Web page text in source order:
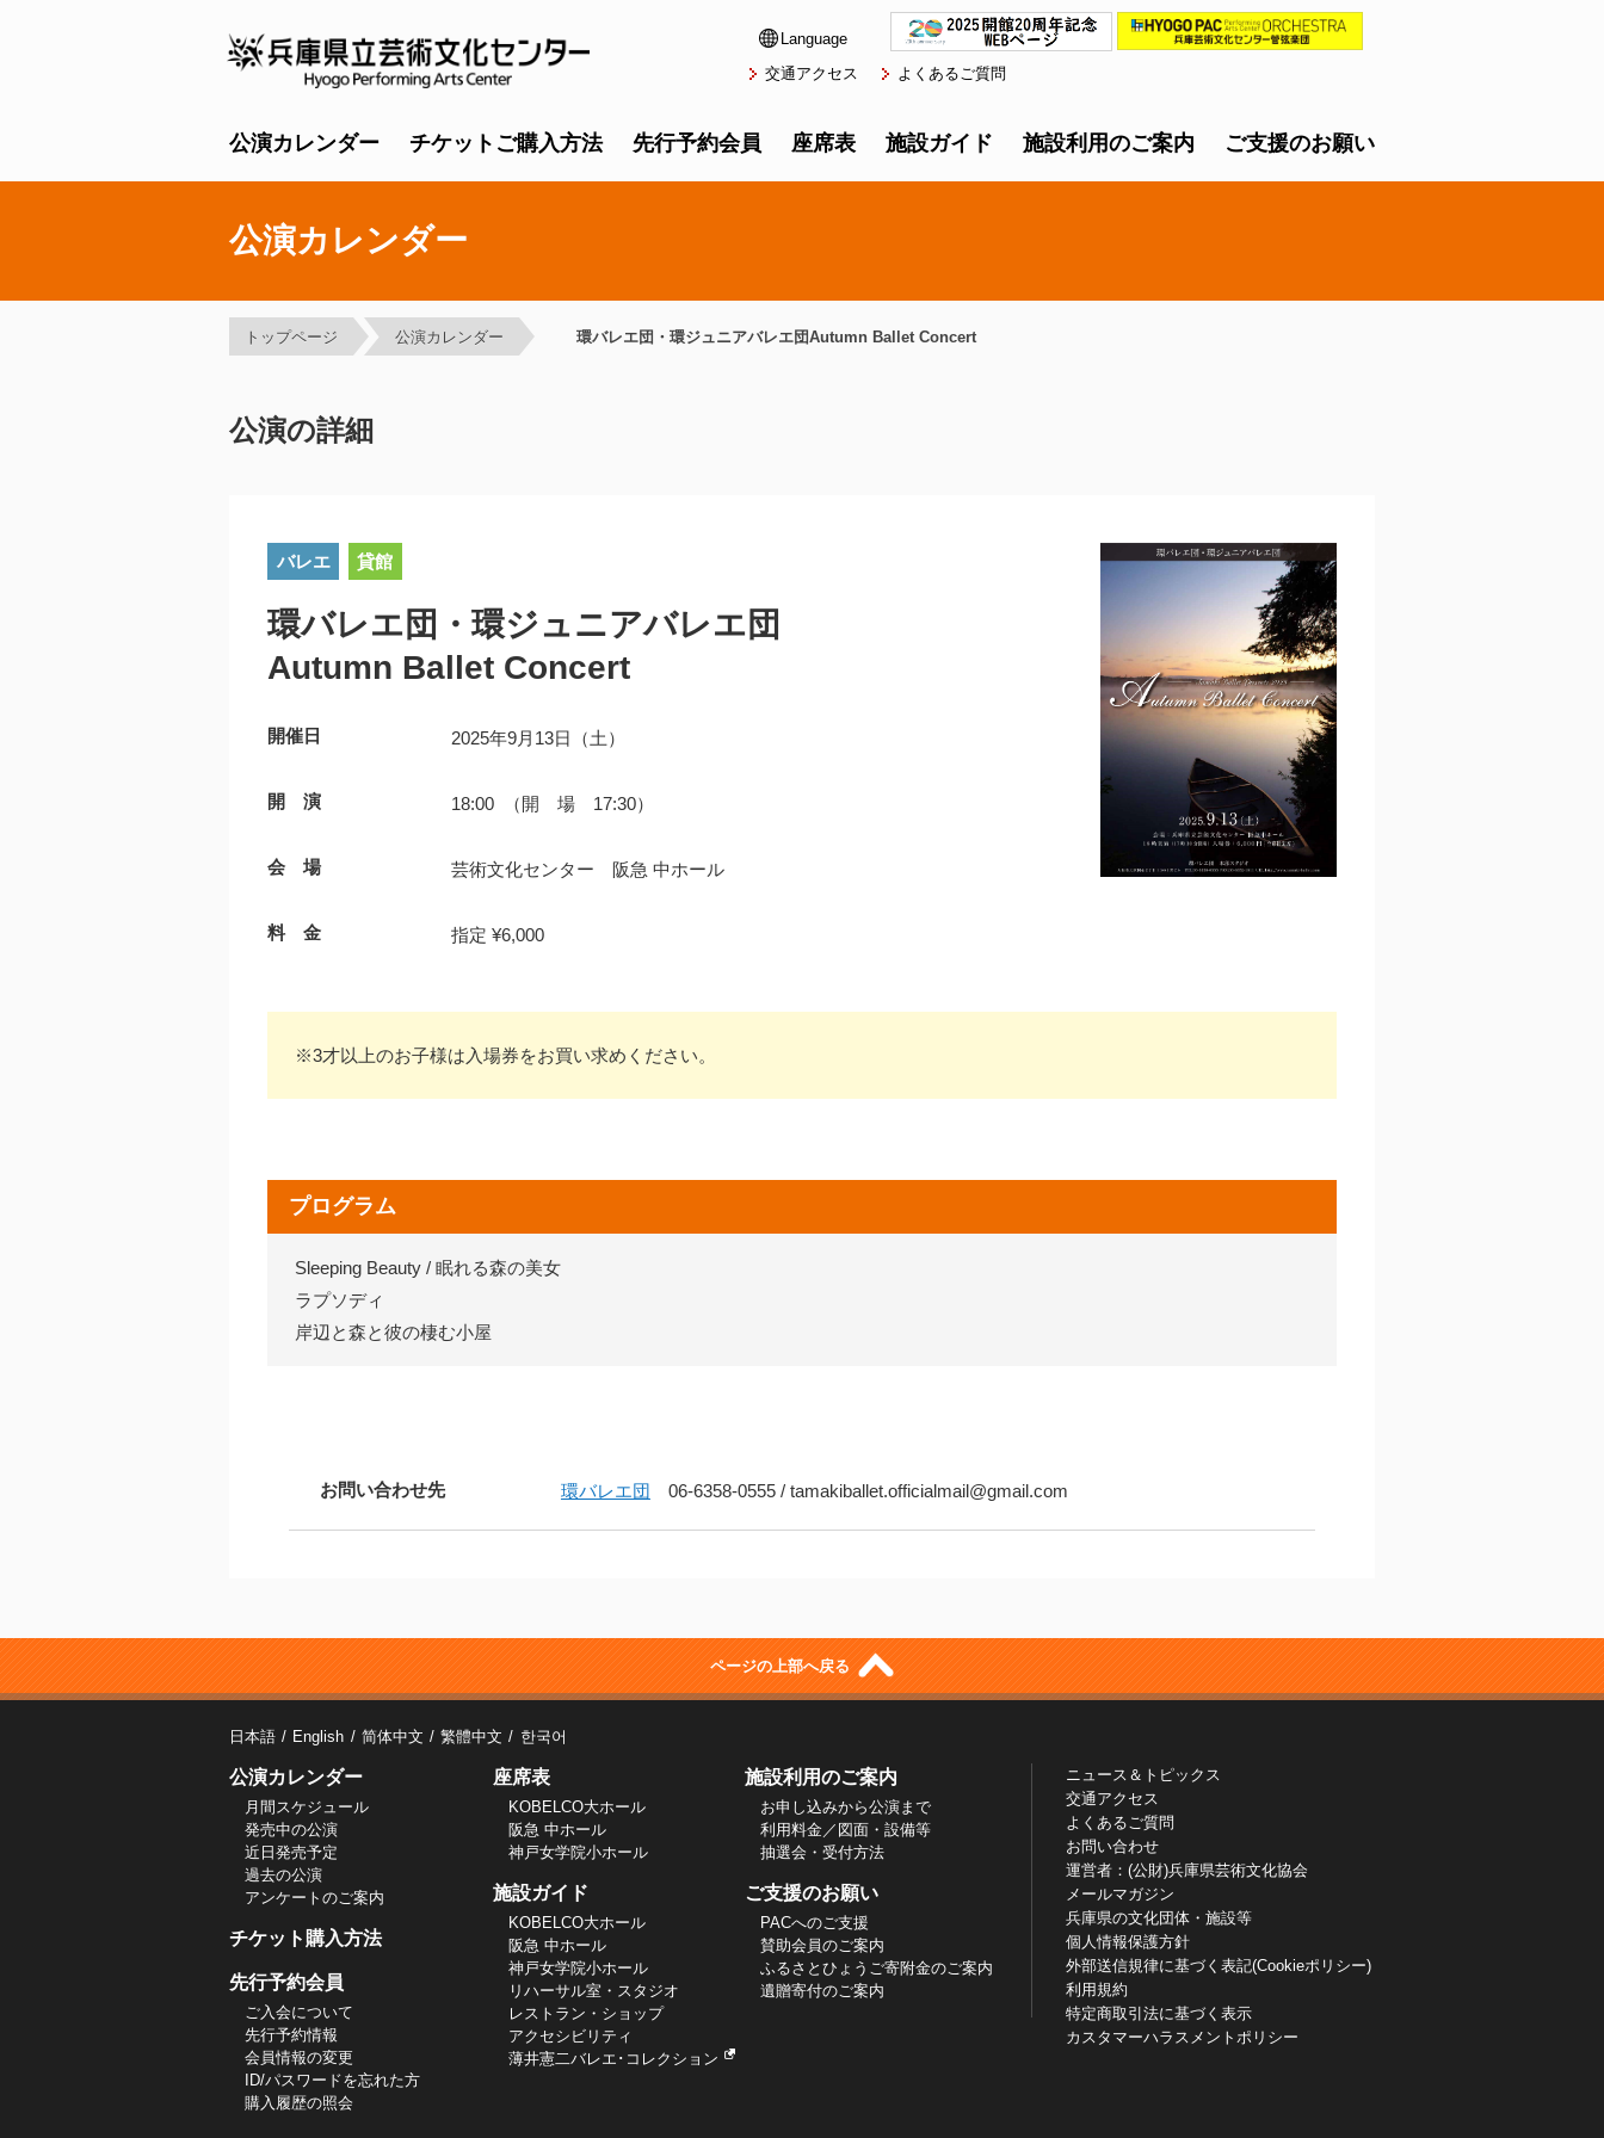
Language
交通アクセス
よくあるご質問
公演カレンダー チケットご購入方法 先行予約会員 座席表 施設ガイド 施設利用のご案内 ご支援のお願い
公演カレンダー
トップページ 公演カレンダー 環バレエ団・環ジュニアバレエ団Autumn Ballet Concert
公演の詳細
バレエ 貸館
環バレエ団・環ジュニアバレエ団
Autumn Ballet Concert
開催日 2025年9月13日（土）
開 演 18:00 （開 場 17:30）
会 場 芸術文化センター 阪急 中ホール
料 金 指定 ¥6,000
※3才以上のお子様は入場券をお買い求めください。
プログラム
Sleeping Beauty / 眠れる森の美女
ラプソディ
岸辺と森と彼の棲む小屋
お問い合わせ先 環バレエ団 06-6358-0555 / tamakiballet.officialmail@gmail.com
ページの上部へ戻る
日本語 English 简体中文 繁體中文 한국어
公演カレンダー
月間スケジュール
発売中の公演
近日発売予定
過去の公演
アンケートのご案内
チケット購入方法
先行予約会員
ご入会について
先行予約情報
会員情報の変更
ID/パスワードを忘れた方
購入履歴の照会
座席表
KOBELCO大ホール
阪急 中ホール
神戸女学院小ホール
施設ガイド
KOBELCO大ホール
阪急 中ホール
神戸女学院小ホール
リハーサル室・スタジオ
レストラン・ショップ
アクセシビリティ
薄井憲二バレエ･コレクション
施設利用のご案内
お申し込みから公演まで
利用料金／図面・設備等
抽選会・受付方法
ご支援のお願い
PACへのご支援
賛助会員のご案内
ふるさとひょうご寄附金のご案内
遺贈寄付のご案内
ニュース＆トピックス
交通アクセス
よくあるご質問
お問い合わせ
運営者：(公財)兵庫県芸術文化協会
メールマガジン
兵庫県の文化団体・施設等
個人情報保護方針
外部送信規律に基づく表記(Cookieポリシー)
利用規約
特定商取引法に基づく表示
カスタマーハラスメントポリシー